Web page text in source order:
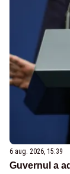
6 aug. 2026, 15:39
Guvernul a